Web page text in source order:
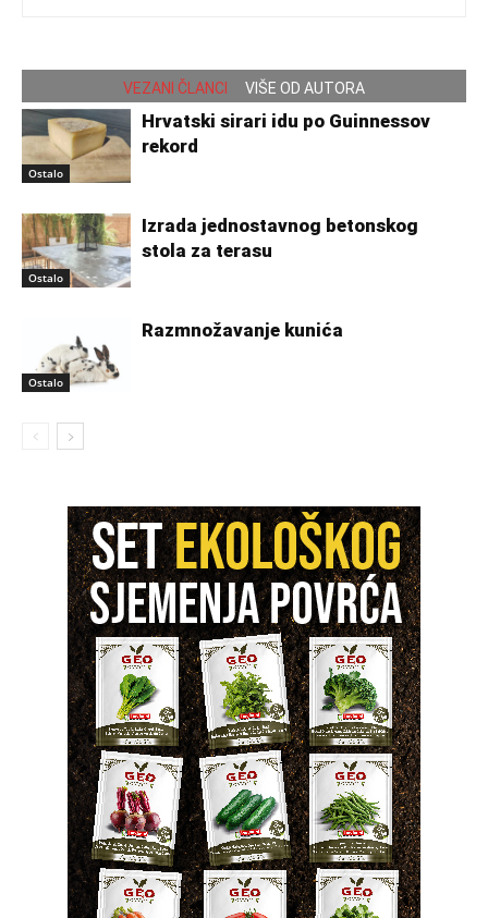
VEZANI ČLANCI VIŠE OD AUTORA
Ostalo
Hrvatski sirari idu po Guinnessov
rekord
Ostalo
Izrada jednostavnog betonskog
stola za terasu
Ostalo
Razmnožavanje kunića